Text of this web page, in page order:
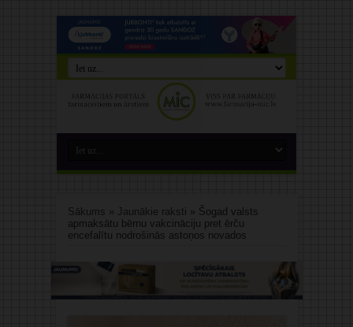
Sākums » Jaunākie raksti » Šogad valsts
apmaksātu bērnu vakcināciju pret ērču
encefalītu nodrošinās astoņos novados